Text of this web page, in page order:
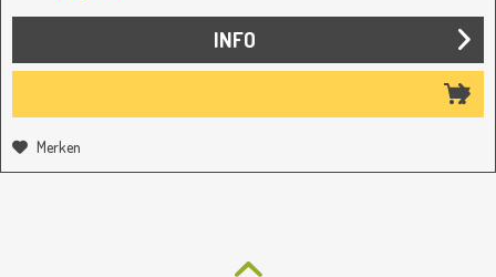
INFO
Merken